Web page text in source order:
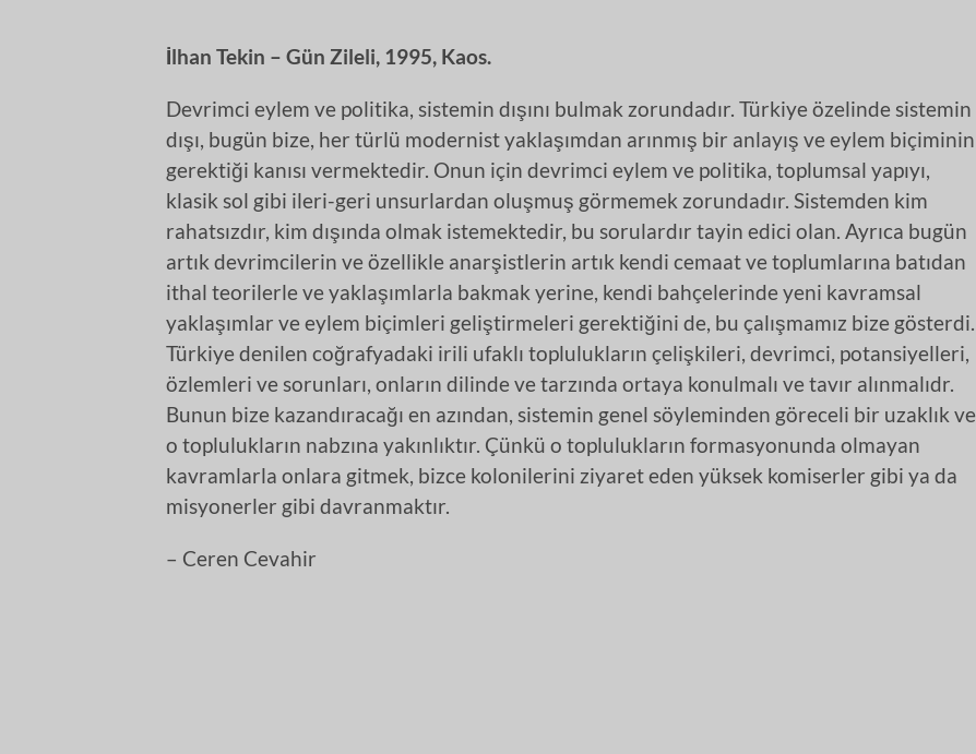
İlhan Tekin – Gün Zileli, 1995, Kaos.
Devrimci eylem ve politika, sistemin dışını bulmak zorundadır. Türkiye özelinde sistemin
dışı, bugün bize, her türlü modernist yaklaşımdan arınmış bir anlayış ve eylem biçiminin
gerektiği kanısı vermektedir. Onun için devrimci eylem ve politika, toplumsal yapıyı,
klasik sol gibi ileri-geri unsurlardan oluşmuş görmemek zorundadır. Sistemden kim
rahatsızdır, kim dışında olmak istemektedir, bu sorulardır tayin edici olan. Ayrıca bugün
artık devrimcilerin ve özellikle anarşistlerin artık kendi cemaat ve toplumlarına batıdan
ithal teorilerle ve yaklaşımlarla bakmak yerine, kendi bahçelerinde yeni kavramsal
yaklaşımlar ve eylem biçimleri geliştirmeleri gerektiğini de, bu çalışmamız bize gösterdi.
Türkiye denilen coğrafyadaki irili ufaklı toplulukların çelişkileri, devrimci, potansiyelleri,
özlemleri ve sorunları, onların dilinde ve tarzında ortaya konulmalı ve tavır alınmalıdr.
Bunun bize kazandıracağı en azından, sistemin genel söyleminden göreceli bir uzaklık ve
o toplulukların nabzına yakınlıktır. Çünkü o toplulukların formasyonunda olmayan
kavramlarla onlara gitmek, bizce kolonilerini ziyaret eden yüksek komiserler gibi ya da
misyonerler gibi davranmaktır.
– Ceren Cevahir